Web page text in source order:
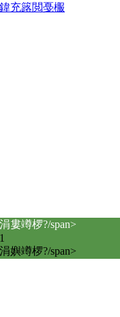
鍏充簬閲戞棴
鍏徃姒傚喌
涓婁竴椤?/span>
1
涓嬩竴椤?/span>